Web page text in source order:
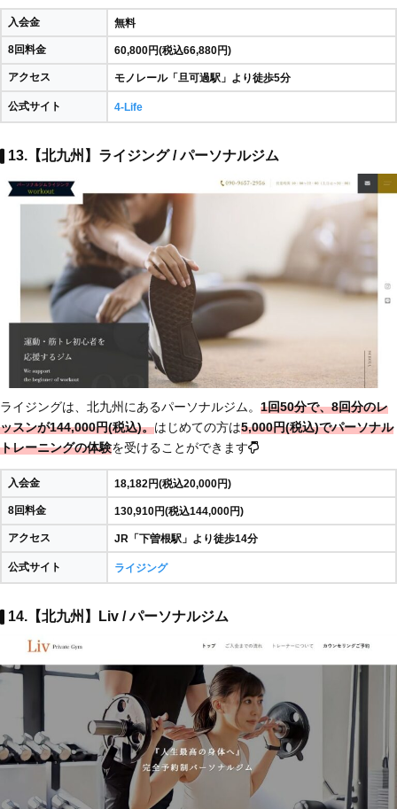
入会金 無料
8回料金 60,800円(税込66,880円)
アクセス モノレール「旦可過駅」より徒歩5分
公式サイト 4-Life
13.【北九州】ライジング / パーソナルジム
ライジングは、北九州にあるパーソナルジム。 1回50分で、8回分のレ
ッスンが144,000円(税込)。はじめての方は5,000円(税込)でパーソナル
トレーニングの体験を受けることができます
入会金 18,182円(税込20,000円)
8回料金 130,910円(税込144,000円)
アクセス JR「下曽根駅」より徒歩14分
公式サイト ライジング
14.【北九州】Liv / パーソナルジム